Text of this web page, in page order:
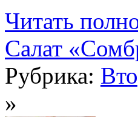
Читать
Салат
Рубрика:
»